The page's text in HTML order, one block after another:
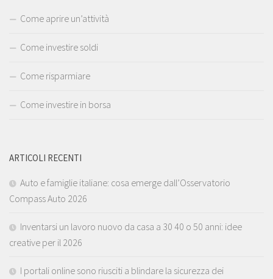
Come aprire un’attività
Come investire soldi
Come risparmiare
Come investire in borsa
ARTICOLI RECENTI
Auto e famiglie italiane: cosa emerge dall’Osservatorio
Compass Auto 2026
Inventarsi un lavoro nuovo da casa a 30 40 o 50 anni: idee
creative per il 2026
I portali online sono riusciti a blindare la sicurezza dei